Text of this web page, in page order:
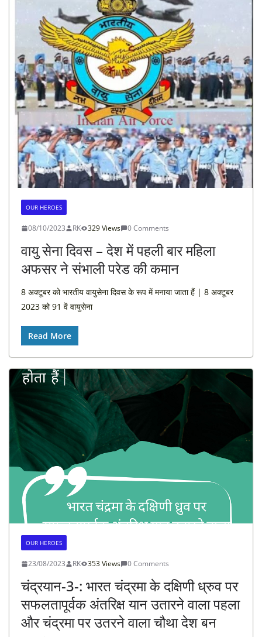
OUR HEROES
08/10/2023 RK 329 Views 0 Comments
वायु सेना दिवस – देश में पहली बार महिला
अफसर ने संभाली परेड की कमान
8 अक्टूबर को भारतीय वायुसेना दिवस के रूप में मनाया जाता हैं | 8 अक्टूबर
2023 को 91 वें वायुसेना
Read More
OUR HEROES
23/08/2023 RK 353 Views 0 Comments
चंद्रयान-3-: भारत चंद्रमा के दक्षिणी ध्रुव पर
सफलतापूर्वक अंतरिक्ष यान उतारने वाला पहला
और चंद्रमा पर उतरने वाला चौथा देश बन